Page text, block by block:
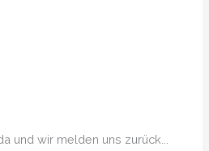
und wir melden uns zurück...